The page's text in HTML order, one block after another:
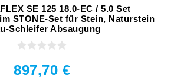
SE 125 18.0-EC / 5.0 Set
STONE-Set für Stein, Naturstein
Schleifer Absaugung
897,70 €